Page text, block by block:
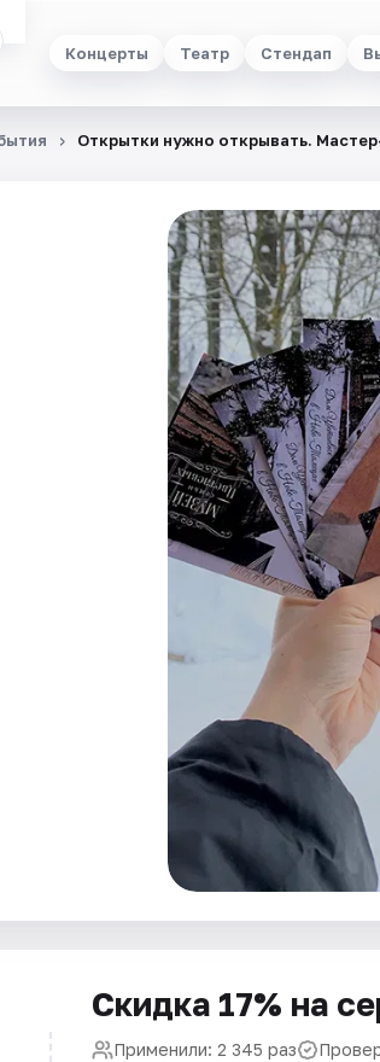
Концерты Театр Стендап
Открытки нужно открывать.
Скидка 17% на
Применили: 2 345 раз